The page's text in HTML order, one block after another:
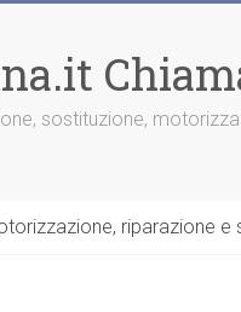
sostituzione,
riparazione